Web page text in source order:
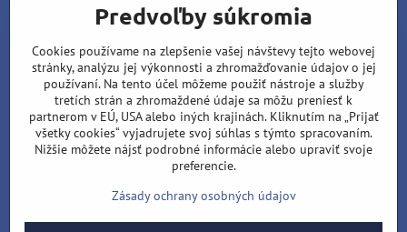
Pod dráhami 1378/25
96001 Zvolen
Matúš Lipiansky: +421 905 796 048
Filip Lipiansky: +421 911 437 721
wolcat@wolcat.sk
Pondelok - Piatok : 7:00 - 15:00
Sobota - Nedeľa : Zatvorené
Predvoľby súkromia
Cookies používame na zlepšenie vašej návštevy tejto webovej
stránky, analýzu jej výkonnosti a zhromažďovanie údajov o jej
používaní. Na tento účel môžeme použiť nástroje a služby
tretích strán a zhromaždené údaje sa môžu preniesť k
partnerom v EÚ, USA alebo iných krajinách. Kliknutím na „Prijať
všetky cookies“ vyjadrujete svoj súhlas s týmto spracovaním.
Nižšie môžete nájsť podrobné informácie alebo upraviť svoje
preferencie.
Zásady ochrany osobných údajov